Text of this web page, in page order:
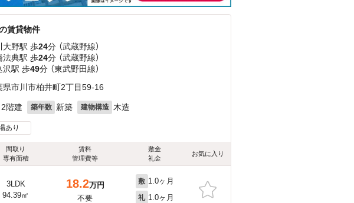
賃貸物件
大野駅 歩24分 （武蔵野線）
法典駅 歩24分 （武蔵野線）
沢駅 歩49分 （東武野田線）
県市川市柏井町2丁目59-16
2階建 築年数 新築 建物構造 木造
あり
間取り
専有面積
賃料
管理費等
敷金
礼金
お気に入り
3LDK
94.39㎡
18.2万円
不要
敷 1.0ヶ月
礼 1.0ヶ月